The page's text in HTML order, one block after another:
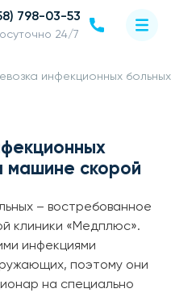
798-03-53
24/7
инфекционных больных
машине скорой
– востребованное
клиники «Медплюс».
инфекциями
поэтому они
на специально